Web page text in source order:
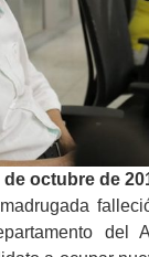
octubre de
del